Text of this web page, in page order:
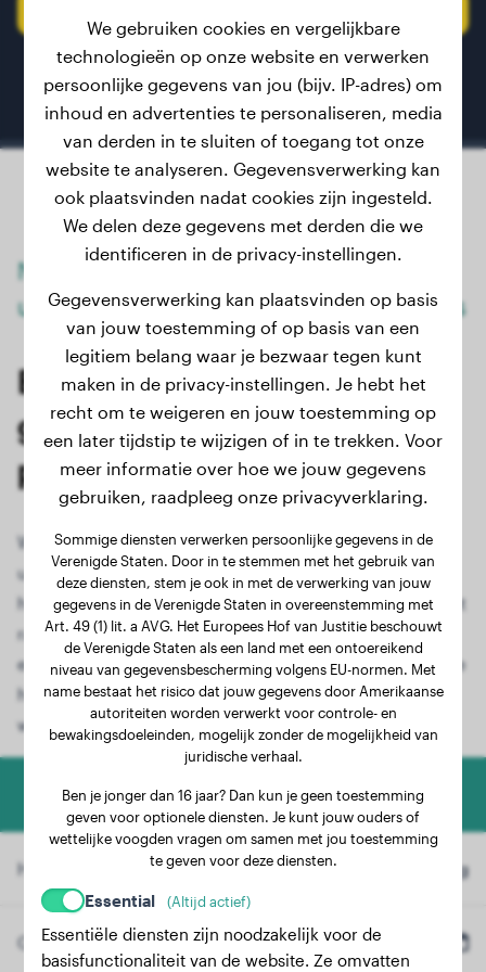
Nauwkeurige voorspelling van het
uiteindelijke gewicht van Sachalin Huskys
Bereken het uiteindelijke
gewicht voor Sachalin Husky-
puppy's en -jonge honden
Wilt u weten hoe groot uw Sachalin Husky-puppy
uiteindelijk zal worden? Met onze speciale
hondengroeicalculator kunt u het eindgewicht van het
ras Sachalin Husky nauwkeurig berekenen. Of u nu
een schattige Sachalin Husky-puppy heeft of uw jonge
hond opgroeit, onze gebruiksvriendelijke tool biedt
waardevolle informatie.
Honden Gewicht Calculator
Huidig Gewicht kg
Geboortedatum
We gebruiken cookies en vergelijkbare
technologieën op onze website en verwerken
persoonlijke gegevens van jou (bijv. IP-adres) om
inhoud en advertenties te personaliseren, media
van derden in te sluiten of toegang tot onze
website te analyseren. Gegevensverwerking kan
ook plaatsvinden nadat cookies zijn ingesteld.
We delen deze gegevens met derden die we
identificeren in de privacy-instellingen.
Gegevensverwerking kan plaatsvinden op basis
van jouw toestemming of op basis van een
legitiem belang waar je bezwaar tegen kunt
maken in de privacy-instellingen. Je hebt het
recht om te weigeren en jouw toestemming op
een later tijdstip te wijzigen of in te trekken. Voor
meer informatie over hoe we jouw gegevens
gebruiken, raadpleeg onze privacyverklaring.
Sommige diensten verwerken persoonlijke gegevens in de
Verenigde Staten. Door in te stemmen met het gebruik van
deze diensten, stem je ook in met de verwerking van jouw
gegevens in de Verenigde Staten in overeenstemming met
Art. 49 (1) lit. a AVG. Het Europees Hof van Justitie beschouwt
de Verenigde Staten als een land met een ontoereikend
niveau van gegevensbescherming volgens EU-normen. Met
name bestaat het risico dat jouw gegevens door Amerikaanse
autoriteiten worden verwerkt voor controle- en
bewakingsdoeleinden, mogelijk zonder de mogelijkheid van
juridische verhaal.
Ben je jonger dan 16 jaar? Dan kun je geen toestemming
geven voor optionele diensten. Je kunt jouw ouders of
wettelijke voogden vragen om samen met jou toestemming
te geven voor deze diensten.
Essential (Altijd actief)
Essentiële diensten zijn noodzakelijk voor de
basisfunctionaliteit van de website. Ze omvatten